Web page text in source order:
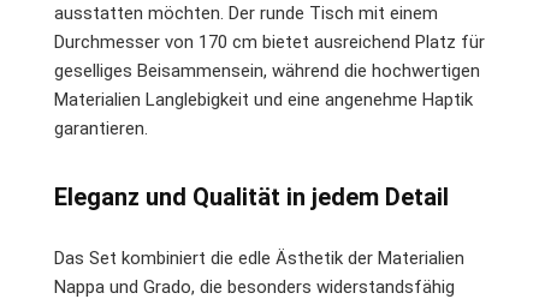
ausstatten möchten. Der runde Tisch mit einem
Durchmesser von 170 cm bietet ausreichend Platz für
geselliges Beisammensein, während die hochwertigen
Materialien Langlebigkeit und eine angenehme Haptik
garantieren.
Eleganz und Qualität in jedem Detail
Das Set kombiniert die edle Ästhetik der Materialien
Nappa und Grado, die besonders widerstandsfähig